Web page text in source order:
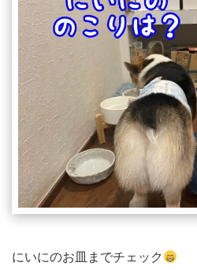
にいにのお皿までチェック